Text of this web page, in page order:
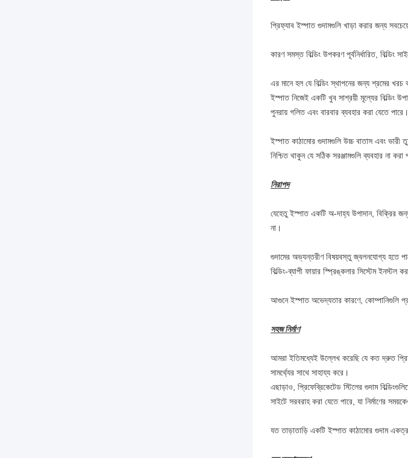
প্রিফ্যাব ইস্পাত গুদামগুলি খাড়া করার জন্য
কারণ সমস্ত বিল্ডিং উপকরণ পূর্বনির্ধারিত,
এর মানে হল যে বিল্ডিং স্থাপনের জন্য শ্রমের
ইস্পাত নিজেই একটি খুব সাশ্রয়ী মূল্যের বিল্ডিং
পুনরায় গলিত এবং বারবার ব্যবহার করা যেতে পারে।
ইস্পাত কাঠামোর গুদামগুলি উচ্চ বাতাস এবং ভারী
নিশ্চিত থাকুন যে সঠিক সরঞ্জামগুলি ব্যবহার না
নিরাপদ
যেহেতু ইস্পাত একটি অ-দাহ্য উপাদান, বিক্রির
না।
গুদামের অভ্যন্তরীণ বিষয়বস্তু জ্বলনযোগ্য হতে
বিল্ডিং-ব্যাপী ফায়ার স্প্রিঙ্কলার সিস্টেম ইনস্টল
আগুনে ইস্পাত অভেদ্যতার কারণে, কোম্পানিগুলি
সহজ নির্মাণ
আমরা ইতিমধ্যেই উল্লেখ করেছি যে কত দ্রুত
সামর্থ্যের সাথে সাহায্য করে।
এছাড়াও, প্রিফেব্রিকেটেড স্টিলের গুদাম
সাইটে সরবরাহ করা যেতে পারে, যা নির্মাণের
যত তাড়াতাড়ি একটি ইস্পাত কাঠামোর গুদাম